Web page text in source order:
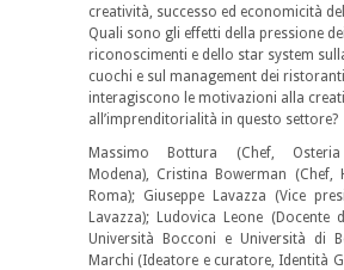
creatività, successo ed economicità
Quali sono gli effetti della pressione dei
riconoscimenti e dello star system
cuochi e sul management dei
interagiscono le motivazioni alla
all’imprenditorialità in questo settore?
Massimo Bottura (Chef, Osteria
Modena), Cristina Bowerman (Chef,
Roma); Giuseppe Lavazza (Vice
Lavazza); Ludovica Leone (Docente
Università Bocconi e Università di
Marchi (Ideatore e curatore, Identità